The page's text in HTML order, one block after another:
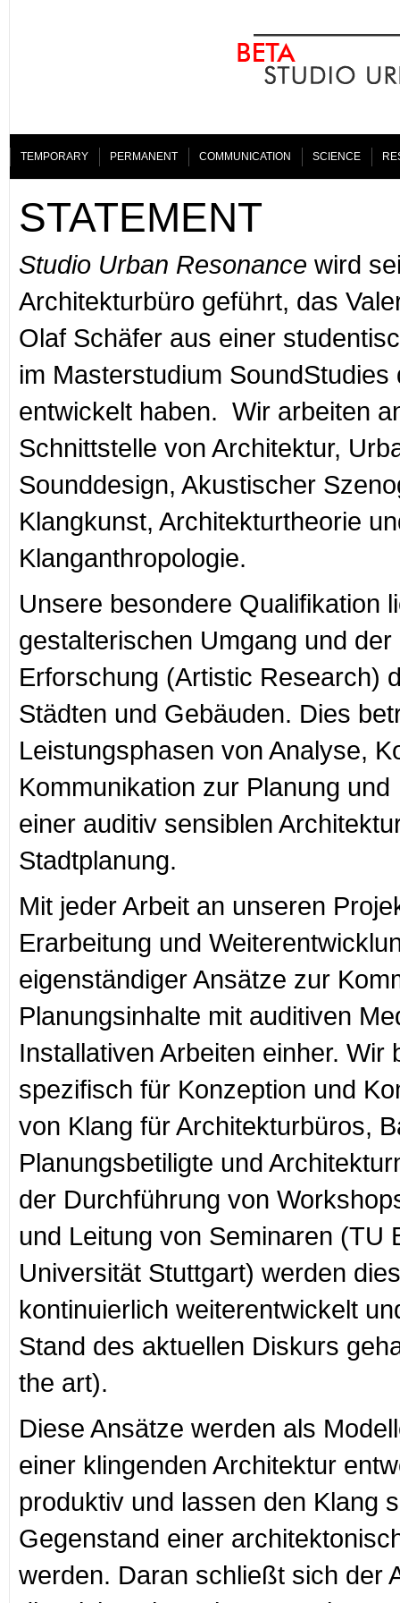
TEMPORARY PERMANENT COMMUNICATION SCIENCE
STATEMENT
Studio Urban Resonance wird
Architekturbüro geführt, das
Olaf Schäfer aus einer
im Masterstudium SoundStudies
entwickelt haben. Wir arbeiten
Schnittstelle von Architektur,
Sounddesign, Akustischer
Klangkunst, Architekturtheorie
Klanganthropologie.
Unsere besondere Qualifikation
gestalterischen Umgang und
Erforschung (Artistic Research)
Städten und Gebäuden. Dies
Leistungsphasen von Analyse,
Kommunikation zur Planung
einer auditiv sensiblen
Stadtplanung.
Mit jeder Arbeit an unseren
Erarbeitung und
eigenständiger Ansätze zur
Planungsinhalte mit auditiven
Installativen Arbeiten einher. Wir
spezifisch für Konzeption und
von Klang für Architekturbüros,
Planungsbetiligte und
der Durchführung von
und Leitung von Seminaren (TU
Universität Stuttgart) werden
kontinuierlich weiterentwickelt
Stand des aktuellen Diskurs
the art).
Diese Ansätze werden als
einer klingenden Architektur
produktiv und lassen den Klang
Gegenstand einer
werden. Daran schließt sich der